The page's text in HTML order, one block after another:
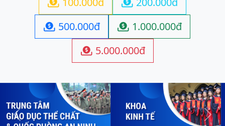
 
 500.000đ  1.000.000đ
 5.000.000đ
Previous Next